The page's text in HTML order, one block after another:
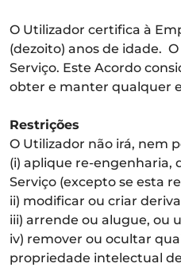
O Utilizador certifica à
(dezoito) anos de idade.
Serviço. Este Acordo
obter e manter qualquer
Restrições
O Utilizador não irá, nem
(i) aplique re-
Serviço (excepto se esta
ii) modificar ou criar
iii) arrende ou alugue, ou
iv) remover ou ocultar
propriedade intelectual